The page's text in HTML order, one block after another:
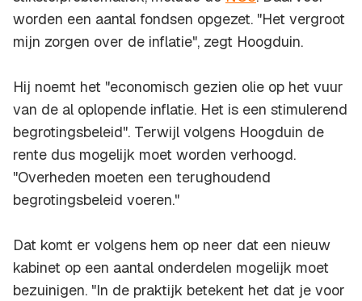
worden een aantal fondsen opgezet. "Het vergroot
mijn zorgen over de inflatie", zegt Hoogduin.
Hij noemt het "economisch gezien olie op het vuur
van de al oplopende inflatie. Het is een stimulerend
begrotingsbeleid". Terwijl volgens Hoogduin de
rente dus mogelijk moet worden verhoogd.
"Overheden moeten een terughoudend
begrotingsbeleid voeren."
Dat komt er volgens hem op neer dat een nieuw
kabinet op een aantal onderdelen mogelijk moet
bezuinigen. "In de praktijk betekent het dat je voor